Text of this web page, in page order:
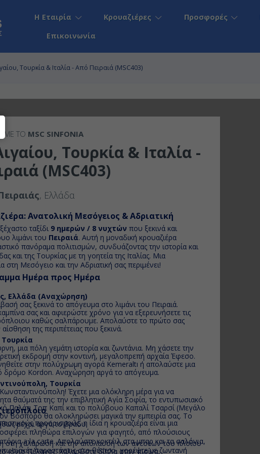
Η Εταιρία Κρουαζιέρες Προσφορές
Επικοινωνία
Τουρκία & Ιταλία - Από Πειραιά (MSC403)
ΜΕ ΤΟ MSC SINFONIA
Τουρκία & Ιταλία -
(MSC403)
, Ελλάδα
Ανατολική Μεσόγειος & Αδριατική
ταξίδι 9 ημερών / 8 νυχτών που ξεκινά και
λιμάνι του Πειραιά. Αυτή η μοναδική κρουαζιέρα
πανόραμα πολιτισμών, συνδυάζοντας την ιστορία και
και της Τουρκίας με τη γοητεία της Ιταλίας. Μια
στη Μεσόγειο και την Αδριατική σας περιμένει!
Ημέρα προς Ημέρα
Ελλάδα (Αναχώρηση)
σας ξεκινά το απόγευμα στο λιμάνι του Πειραιά.
σας και αφιερώστε χρόνο για να εξερευνήσετε τις
καθώς σαλπάρουμε. Απολαύστε το πρώτο σας
της περιπέτειας που ξεκινά.
μια πόλη γεμάτη ιστορία και ζωντάνια. Μη χάσετε την
εκδρομή στην κοντινή, μεγαλοπρεπή αρχαία Έφεσο.
στην πολύχρωμη αγορά Kemeraltı ή απολαύστε μια
δρόμο Kordon. Αναχώρηση αργά το απόγευμα.
Τουρκία
Έχετε μια ολόκληρη μέρα για να
θαύματά της: την επιβλητική Αγία Σοφία, το εντυπωσιακό
Παλάτι Τοπ Καπί και το πολύβουο Καπαλί Τσαρσί (Μεγάλο
Βόσπορο θα ολοκληρώσει μαγικά την εμπειρία σας. Το
μέχρι αργά το βράδυ.
στη χαλάρωση και την απόλαυση των ανέσεων του πλοίου
Ιόνιο Πέλαγος. Χαλαρώστε δίπλα στην πισίνα,
προορισμούς, η ίδια η κρουαζιέρα είναι μια
πληθώρα επιλογών για φαγητό, από πλούσιους
a la carte. Απολαύστε κοκτέιλ στα μπαρ και τα σαλόνια,
παραστάσεις στο θέατρο, χορέψτε με ζωντανή